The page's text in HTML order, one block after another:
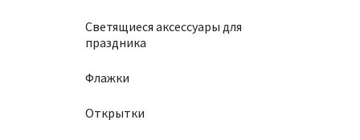
Светящиеся аксессуары для
праздника
Флажки
Открытки